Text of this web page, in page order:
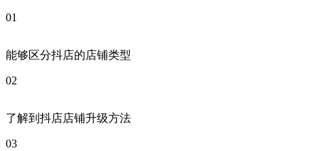
01
能够区分抖店的店铺类型
02
了解到抖店店铺升级方法
03